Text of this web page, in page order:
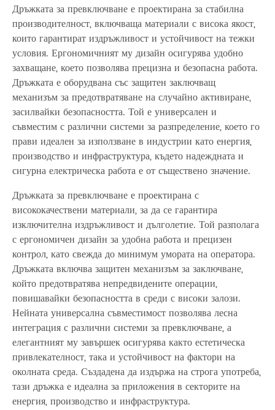
Дръжката за превключване е проектирана за стабилна
производителност, включваща материали с висока якост,
които гарантират издръжливост и устойчивост на тежки
условия. Ергономичният му дизайн осигурява удобно
захващане, което позволява прецизна и безопасна работа.
Дръжката е оборудвана със защитен заключващ
механизъм за предотвратяване на случайно активиране,
засилвайки безопасността. Той е универсален и
съвместим с различни системи за разпределение, което го
прави идеален за използване в индустрии като енергия,
производство и инфраструктура, където надеждната и
сигурна електрическа работа е от съществено значение.
Дръжката за превключване е проектирана с
висококачествени материали, за да се гарантира
изключителна издръжливост и дълголетие. Той разполага
с ергономичен дизайн за удобна работа и прецизен
контрол, като свежда до минимум умората на оператора.
Дръжката включва защитен механизъм за заключване,
който предотвратява непредвидените операции,
повишавайки безопасността в среди с високи залози.
Нейната универсална съвместимост позволява лесна
интеграция с различни системи за превключване, а
елегантният му завършек осигурява както естетическа
привлекателност, така и устойчивост на фактори на
околната среда. Създадена да издържа на строга употреба,
тази дръжка е идеална за приложения в секторите на
енергия, производство и инфраструктура.